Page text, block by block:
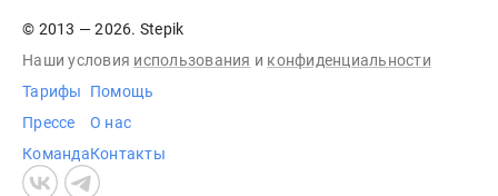
© 2013 — 2026. Stepik
Наши условия использования и конфиденциальности
Тарифы
Прессе
Команда
Помощь
О нас
Контакты